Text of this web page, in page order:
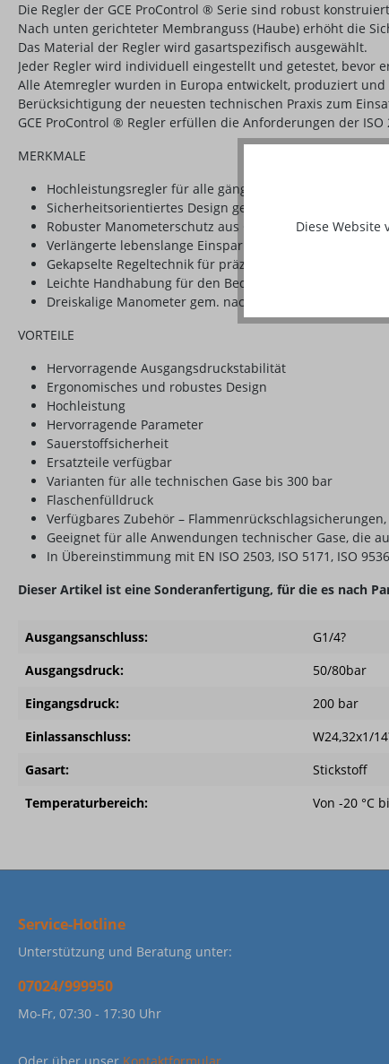
Die Regler der GCE ProControl ® Serie sind robust
Nach unten gerichteter Membranguss (Haube) erhöht die
Das Material der Regler wird gasartspezifisch ausgewählt.
Jeder Regler wird individuell eingestellt und getestet, bevor
Alle Atemregler wurden in Europa entwickelt, produziert
Berücksichtigung der neuesten technischen Praxis zum
GCE ProControl ® Regler erfüllen die Anforderungen der ISO
MERKMALE
Hochleistungsregler für alle gängigen technischen
Sicherheitsorientiertes Design gemäß ISO 2503
Robuster Manometerschutz aus Gummi mit
Verlängerte lebenslange Einsparung von Kosten in
Gekapselte Regeltechnik für präzise Parameterstabilität
Leichte Handhabung für den Bediener durch
Dreiskalige Manometer gem. nach ISO 5171 mit
VORTEILE
Hervorragende Ausgangsdruckstabilität
Ergonomisches und robustes Design
Hochleistung
Hervorragende Parameter
Sauerstoffsicherheit
Ersatzteile verfügbar
Varianten für alle technischen Gase bis 300 bar
Flaschenfülldruck
Verfügbares Zubehör –
Geeignet für alle Anwendungen technischer Gase, die
In Übereinstimmung mit EN ISO 2503, ISO 5171, ISO
Dieser Artikel ist eine Sonderanfertigung, für die es nach
Ausgangsanschluss:
G1/4?
Ausgangsdruck:
50/80bar
Eingangsdruck:
200 bar
Einlassanschluss:
W24,32x1/
Gasart:
Stickstoff
Temperaturbereich:
Von -20 °C
Service-Hotline
Unterstützung und Beratung unter:
07024/999950
Mo-Fr, 07:30 - 17:30 Uhr
Diese Website